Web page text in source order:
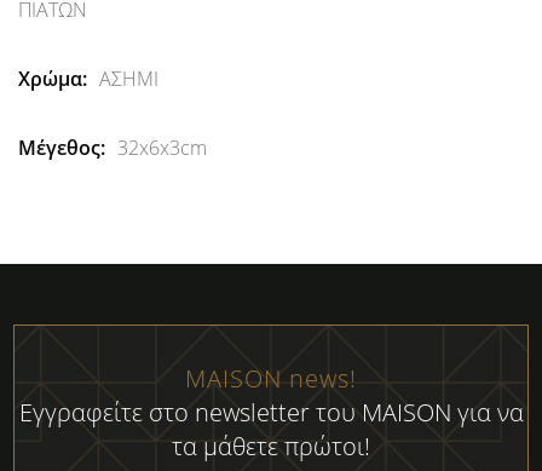
ΠΙΑΤΩΝ
ΑΣΗΜΙ
32x6x3cm
MAISON news!
Εγγραφείτε στο newsletter του MAISON για να
τα μάθετε πρώτοι!